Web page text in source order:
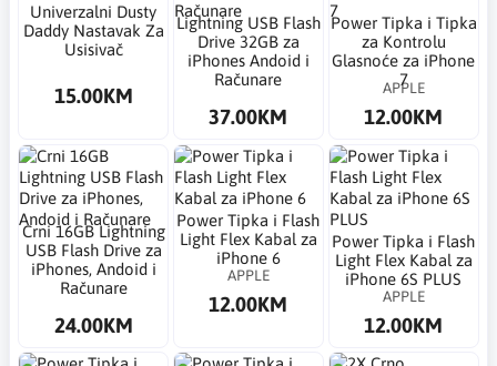
Univerzalni Dusty
Daddy Nastavak Za
Usisivač
15.00KM
Lightning USB Flash
Drive 32GB za
iPhones Andoid i
Računare
37.00KM
Power Tipka i Tipka
za Kontrolu
Glasnoće za iPhone
7
APPLE
12.00KM
Crni 16GB Lightning
USB Flash Drive za
iPhones, Andoid i
Računare
24.00KM
Power Tipka i Flash
Light Flex Kabal za
iPhone 6
APPLE
12.00KM
Power Tipka i Flash
Light Flex Kabal za
iPhone 6S PLUS
APPLE
12.00KM